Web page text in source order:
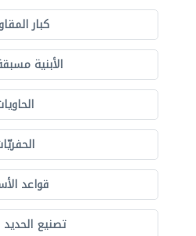
كبار
الأبنية
قواعد
تصنيع الحديد